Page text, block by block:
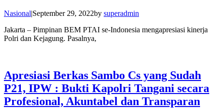
Nasional|September 29, 2022by superadmin
Jakarta – Pimpinan BEM PTAI se-Indonesia mengapresiasi kinerja
Polri dan Kejagung. Pasalnya,
Apresiasi Berkas Sambo Cs yang Sudah
P21, IPW : Bukti Kapolri Tangani secara
Profesional, Akuntabel dan Transparan